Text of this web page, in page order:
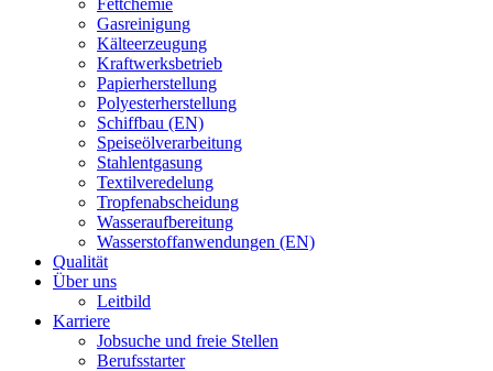
Fettchemie
Gasreinigung
Kälteerzeugung
Kraftwerksbetrieb
Papierherstellung
Polyesterherstellung
Schiffbau (EN)
Speiseölverarbeitung
Stahlentgasung
Textilveredelung
Tropfenabscheidung
Wasseraufbereitung
Wasserstoffanwendungen (EN)
Qualität
Über uns
Leitbild
Karriere
Jobsuche und freie Stellen
Berufsstarter